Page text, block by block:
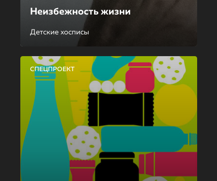
Неизбежность жизни
Детские хосписы
СПЕЦПРОЕКТ